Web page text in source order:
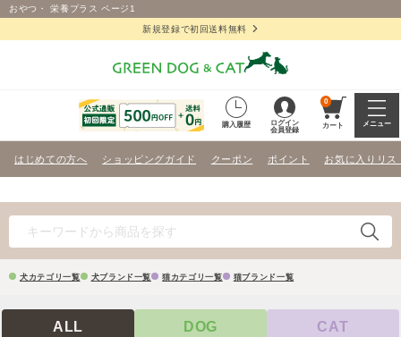
おやつ・ 栄養プラス ページ1
新規登録で初回送料無料
購入履歴
ログイン
会員登録
0
カート メニュー
はじめての方へ ショッピングガイド クーポン ポイント お気に入りリス
犬カテゴリ一覧 犬ブランド一覧 猫カテゴリ一覧 猫ブランド一覧
ALL DOG CAT